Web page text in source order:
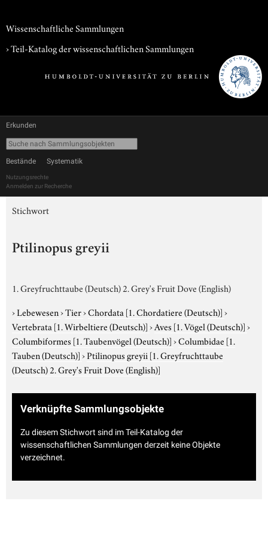
Wissenschaftliche Sammlungen
› Teil-Katalog der wissenschaftlichen Sammlungen
Erkunden
Bestände Systematik
Nutzungsrechte
Anmelden zur Recherche
Stichwort
Ptilinopus greyii
1. Greyfruchttaube (Deutsch) 2. Grey's Fruit Dove (English)
›Lebewesen›Tier›Chordata [1. Chordatiere (Deutsch)]›
Vertebrata [1. Wirbeltiere (Deutsch)]›Aves [1. Vögel (Deutsch)]›
Columbiformes [1. Taubenvögel (Deutsch)]›Columbidae [1.
Tauben (Deutsch)]›Ptilinopus greyii [1. Greyfruchttaube
(Deutsch) 2. Grey's Fruit Dove (English)]
Verknüpfte Sammlungsobjekte
Zu diesem Stichwort sind im Teil-Katalog der
wissenschaftlichen Sammlungen derzeit keine Objekte
verzeichnet.